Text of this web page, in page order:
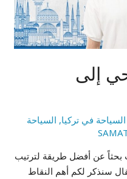
إلى
السياحة في تركيا, السياحة
بحثاً عن أفضل طريقة لترتيب
سنذكر لكم أهم النقاط